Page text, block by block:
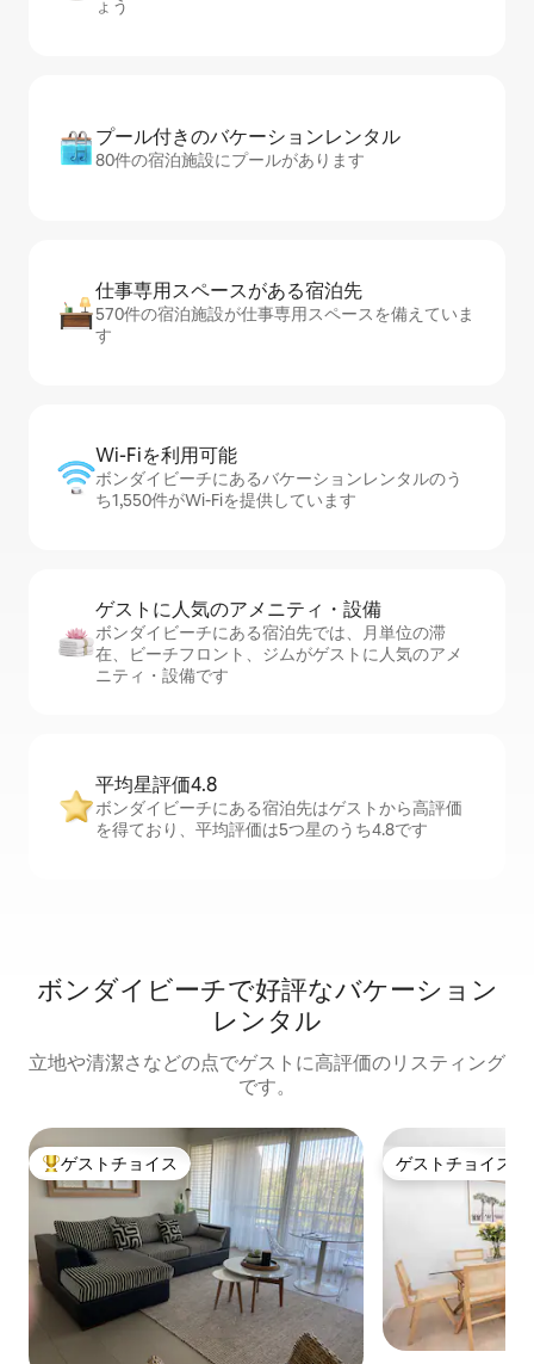
ょう
プール付きのバ⁠ケ⁠ー⁠シ⁠ョ⁠ンレ⁠ン⁠タ⁠ル
80件の宿泊施設にプールがあります
仕事専用ス⁠ペ⁠ー⁠スがあ⁠る宿⁠泊⁠先
570件の宿泊施設が仕事専用スペースを備えていま
す
Wi-Fiを利⁠用⁠可⁠能
ボンダイビーチにあるバケーションレンタルのう
ち1,550件がWi-Fiを提供しています
ゲストに人⁠気⁠のア⁠メ⁠ニ⁠テ⁠ィ・設⁠備
ボンダイビーチにある宿泊先では、月単位の滞
在、ビーチフロント、ジムがゲストに人気のアメ
ニティ・設備です
平均星評価4.8
ボンダイビーチにある宿泊先はゲストから高評価
を得ており、平均評価は5つ星のうち4.8です
ボンダイビーチで好評なバケーション
レンタル
立地や清潔さなどの点でゲストに高評価のリスティング
です。
大好評のゲストチョイスです。
ゲストチョイス ゲストチョイス
ゲストチョイス